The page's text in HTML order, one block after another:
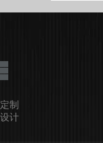
制
计